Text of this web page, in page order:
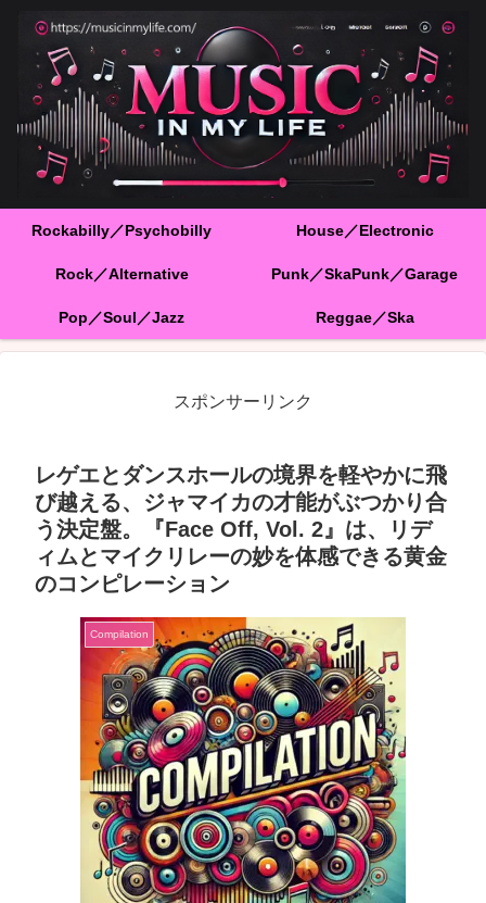
Rockabilly／Psychobilly House／Electronic
Rock／Alternative Punk／SkaPunk／Garage
Pop／Soul／Jazz Reggae／Ska
スポンサーリンク
レゲエとダンスホールの境界を軽やかに飛
び越える、ジャマイカの才能がぶつかり合
う決定盤。『Face Off, Vol. 2』は、リデ
ィムとマイクリレーの妙を体感できる黄金
のコンピレーション
Compilation